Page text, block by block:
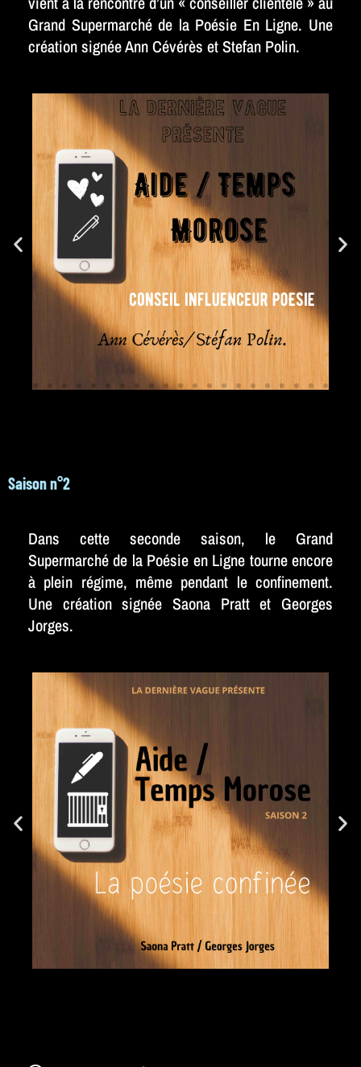
Grand Supermarché de la Poésie En Ligne. Une
création signée Ann Cévérès et Stefan Polin.
Saison n°2
Dans cette seconde saison, le Grand
Supermarché de la Poésie en Ligne tourne encore
à plein régime, même pendant le confinement.
Une création signée Saona Pratt et Georges
Jorges.